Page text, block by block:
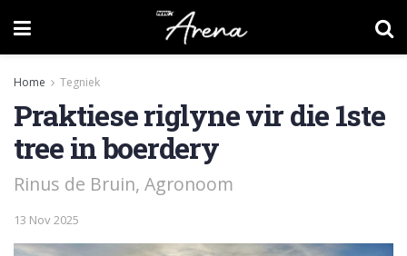
Home Tegniek
Praktiese riglyne vir die 1ste
tree in boerdery
Rinus de Bruin, Agronoom
13 Nov 2025